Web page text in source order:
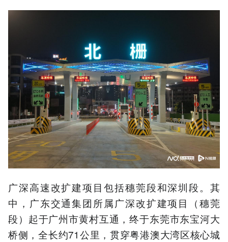
广深高速改扩建项目包括穗莞段和深圳段。其
中，广东交通集团所属广深改扩建项目（穗莞
段）起于广州市黄村互通，终于东莞市东宝河大
桥侧，全长约71公里，贯穿粤港澳大湾区核心城